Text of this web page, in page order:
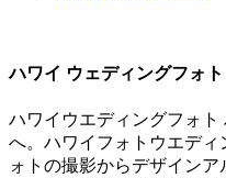
ハワイ ウェディングフォ
ハワイウエディングフォト
へ。ハワイフォトウエデ
ォトの撮影からデザイン